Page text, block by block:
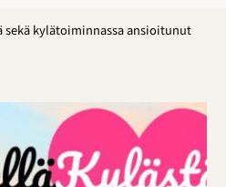
sekä kylätoiminnassa ansioitunut